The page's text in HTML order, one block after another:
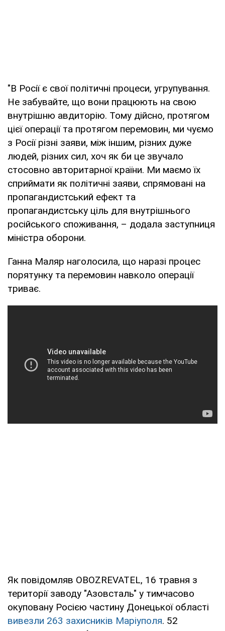
"В Росії є свої політичні процеси, угрупування.
Не забувайте, що вони працюють на свою
внутрішню авдиторію. Тому дійсно, протягом
цієї операції та протягом перемовин, ми чуємо
з Росії різні заяви, між іншим, різних дуже
людей, різних сил, хоч як би це звучало
стосовно авторитарної країни. Ми маємо їх
сприймати як політичні заяви, спрямовані на
пропагандистський ефект та
пропагандистську ціль для внутрішнього
російського споживання, – додала заступниця
міністра оборони.
Ганна Маляр наголосила, що наразі процес
порятунку та перемовин навколо операції
триває.
Як повідомляв OBOZREVATEL, 16 травня з
території заводу "Азовсталь" у тимчасово
окуповану Росією частину Донецької області
вивезли 263 захисників Маріуполя. 52